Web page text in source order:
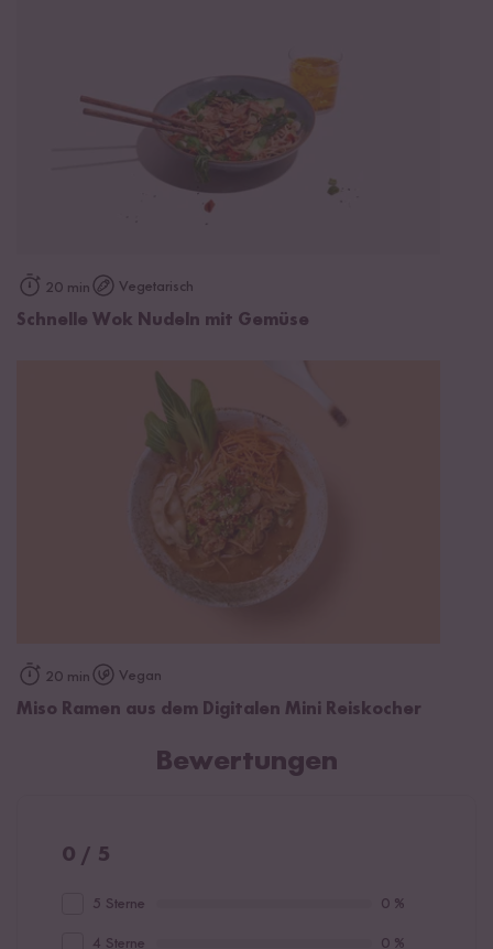
20 min Vegetarisch
Schnelle Wok Nudeln mit Gemüse
20 min Vegan
Miso Ramen aus dem Digitalen Mini Reiskocher
Bewertungen
0 / 5
5 Sterne 0 %
4 Sterne 0 %